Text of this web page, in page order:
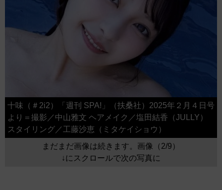
十味（＃2i2）「週刊 SPA!」（扶桑社）2025年２月４日号
より＝撮影／中山雅文 ヘアメイク／塩田結香（JULLY）
スタイリング／工藤沙恵（ミタケイショウ）
まだまだ画像は続きます。画像（2/9）
↓にスクロールで次の写真に